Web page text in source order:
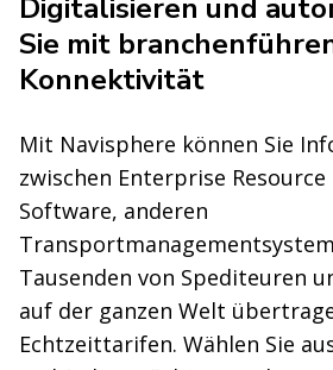
Sie mit
Konnektivität
zwischen Enterprise Resource
Software, anderen
Tausenden von Spediteuren
auf der ganzen Welt
Echtzeittarifen. Wählen Sie
verbinden möchten, und